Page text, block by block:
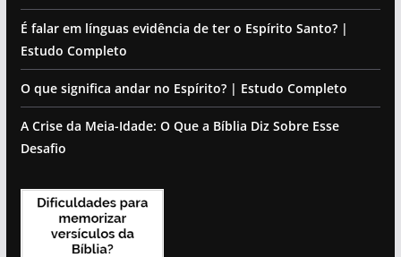
É falar em línguas evidência de ter o Espírito Santo? |
Estudo Completo
O que significa andar no Espírito? | Estudo Completo
A Crise da Meia-Idade: O Que a Bíblia Diz Sobre Esse
Desafio